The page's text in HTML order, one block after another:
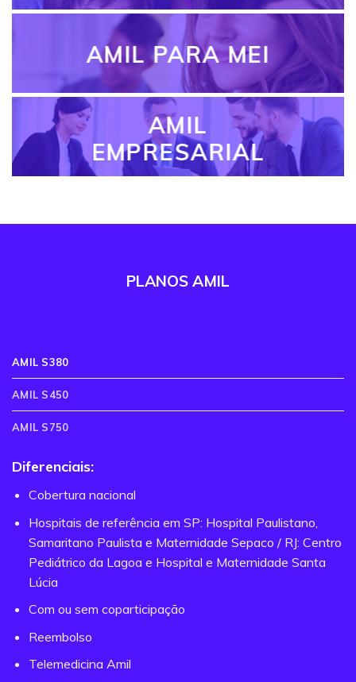
AMIL PARA MEI
AMIL
EMPRESARIAL
PLANOS AMIL
AMIL S380
AMIL S450
AMIL S750
Diferenciais:
Cobertura nacional
Hospitais de referência em SP: Hospital Paulistano,
Samaritano Paulista e Maternidade Sepaco / RJ: Centro
Pediátrico da Lagoa e Hospital e Maternidade Santa
Lúcia
Com ou sem coparticipação
Reembolso
Telemedicina Amil